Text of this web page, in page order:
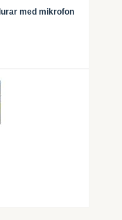
med mikrofon